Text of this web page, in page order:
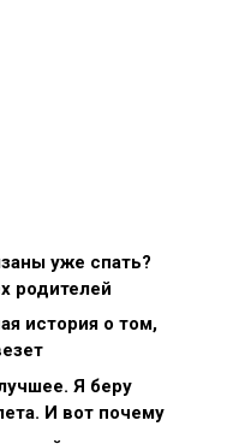
уже спать?
родителей
история о том,
Я беру
И вот почему